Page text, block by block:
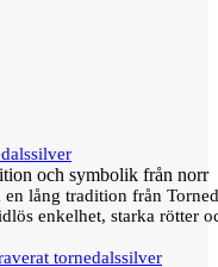
och symbolik från norr
en lång tradition från
enkelhet, starka rötter